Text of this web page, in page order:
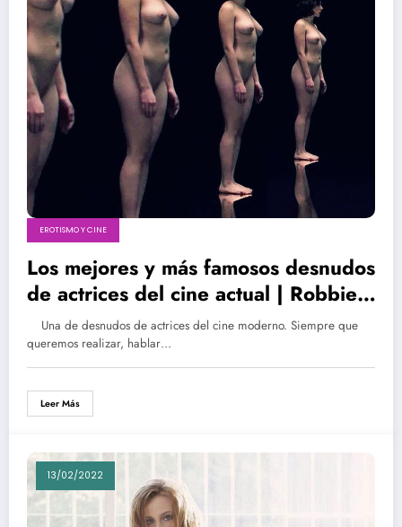
EROTISMO Y CINE
Los mejores y más famosos desnudos
de actrices del cine actual | Robbie,
Biel, Daddario, Cates, Clarke,
Seydoux, Jolie y más…
Una de desnudos de actrices del cine moderno. Siempre que
queremos realizar, hablar…
Leer Más
13/02/2022